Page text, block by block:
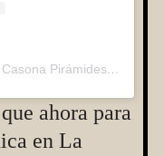
Una publicación compartida de La Casona Pirámides (@lacasonapiramides)
ahora para
en La